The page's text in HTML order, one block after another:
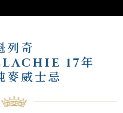
列奇
17年
麥威士忌